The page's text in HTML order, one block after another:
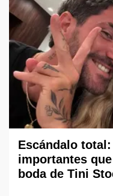
Escándalo
importantes
boda de Tini